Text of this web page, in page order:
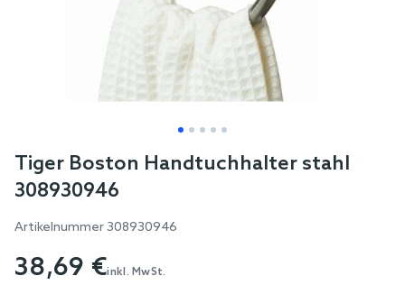
Skip
to
beginning
the
Tiger Boston Handtuchhalter stahl
308930946
Artikelnummer308930946
38,69 €inkl. MwSt.